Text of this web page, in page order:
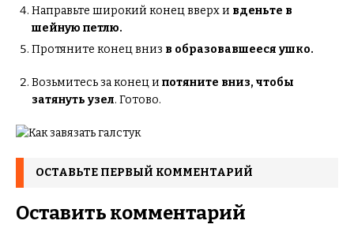
Направьте широкий конец вверх и вденьте в
шейную петлю.
Протяните конец вниз в образовавшееся ушко.
Возьмитесь за конец и потяните вниз, чтобы
затянуть узел. Готово.
ОСТАВЬТЕ ПЕРВЫЙ КОММЕНТАРИЙ
Оставить комментарий